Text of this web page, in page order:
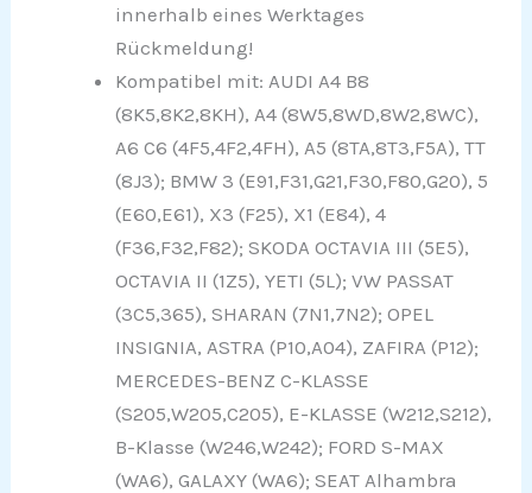
innerhalb eines Werktages
Rückmeldung!
Kompatibel mit: AUDI A4 B8
(8K5,8K2,8KH), A4 (8W5,8WD,8W2,8WC),
A6 C6 (4F5,4F2,4FH), A5 (8TA,8T3,F5A), TT
(8J3); BMW 3 (E91,F31,G21,F30,F80,G20), 5
(E60,E61), X3 (F25), X1 (E84), 4
(F36,F32,F82); SKODA OCTAVIA III (5E5),
OCTAVIA II (1Z5), YETI (5L); VW PASSAT
(3C5,365), SHARAN (7N1,7N2); OPEL
INSIGNIA, ASTRA (P10,A04), ZAFIRA (P12);
MERCEDES-BENZ C-KLASSE
(S205,W205,C205), E-KLASSE (W212,S212),
B-Klasse (W246,W242); FORD S-MAX
(WA6), GALAXY (WA6); SEAT Alhambra